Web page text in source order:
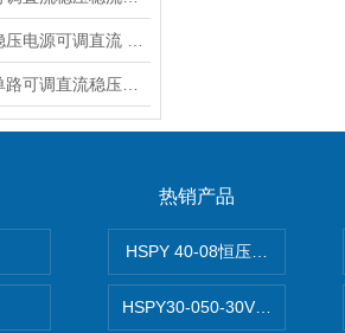
热销产品
HSPY 40-08恒压恒流恒功率
HSPY30-050-30V/-05A可调